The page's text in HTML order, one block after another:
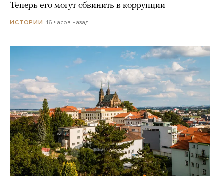
Теперь его могут обвинить в коррупции
ИСТОРИИ 16 часов назад